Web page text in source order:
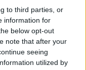
to third parties, or
information for
below opt-out
note that after your
seeing
utilized by
aangepast alvorens
wat betreft
van ervaringen is
manier geven de
de schrijvers en niet